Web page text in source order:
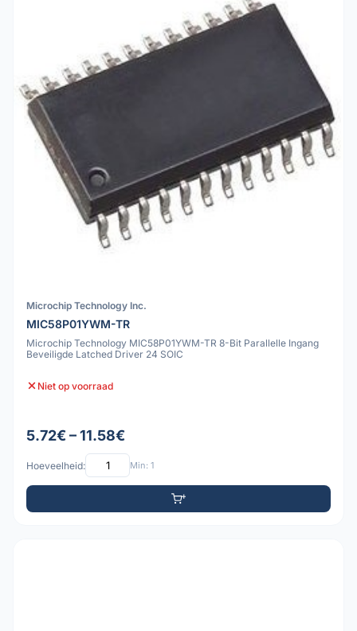
Microchip Technology Inc.
MIC58P01YWM-TR
Microchip Technology MIC58P01YWM-TR 8-Bit Parallelle Ingang
Beveiligde Latched Driver 24 SOIC
Niet op voorraad
5.72€ – 11.58€
Hoeveelheid: Min: 1